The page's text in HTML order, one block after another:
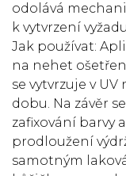
odolává
k vytvrzení
Jak používat:
na nehet
se vytvrzuje v
dobu. Na závěr
zafixování barvy
prodloužení
samotným